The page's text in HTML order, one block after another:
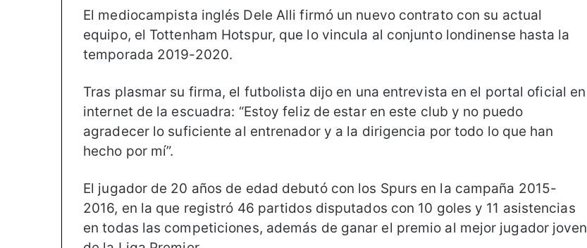
o
X
e
m
a
l
El mediocampista inglés Dele Alli firmó un nuevo contrato con su actual
equipo, el Tottenham Hotspur, que lo vincula al conjunto londinense hasta la
temporada 2019-2020.
Tras plasmar su firma, el futbolista dijo en una entrevista en el portal oficial en
internet de la escuadra: “Estoy feliz de estar en este club y no puedo
agradecer lo suficiente al entrenador y a la dirigencia por todo lo que han
hecho por mí”.
El jugador de 20 años de edad debutó con los Spurs en la campaña 2015-
2016, en la que registró 46 partidos disputados con 10 goles y 11 asistencias
en todas las competiciones, además de ganar el premio al mejor jugador joven